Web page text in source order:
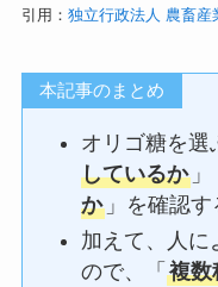
引用： 独立行政法人 農畜産
本記事のまとめ
オリゴ糖を選
しているか
か 」を確認
加えて、人に
ので、「複数